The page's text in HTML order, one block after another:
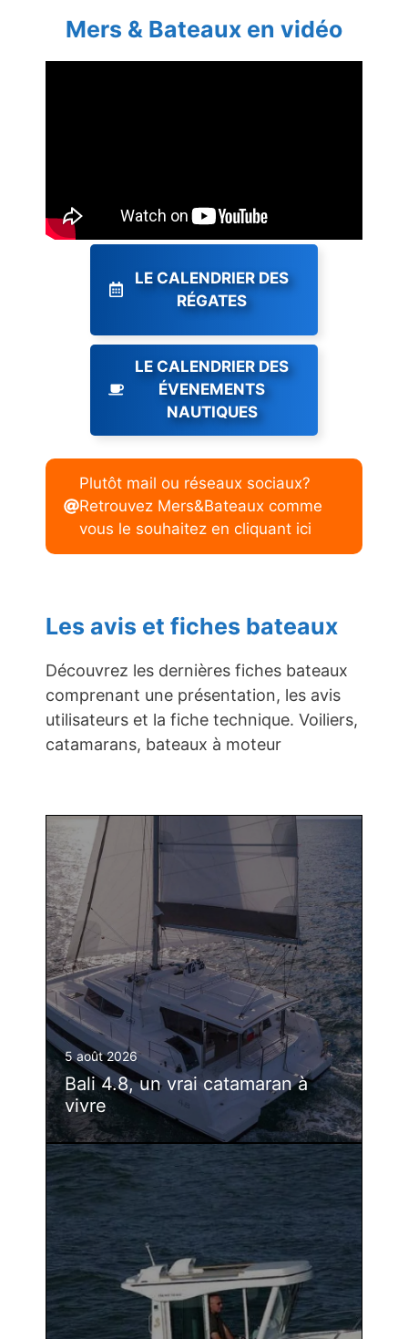
Mers & Bateaux en vidéo
LE CALENDRIER DES
RÉGATES
LE CALENDRIER DES
ÉVENEMENTS
NAUTIQUES
Plutôt mail ou réseaux sociaux?
Retrouvez Mers&Bateaux comme
vous le souhaitez en cliquant ici
Les avis et fiches bateaux
Découvrez les dernières fiches bateaux
comprenant une présentation, les avis
utilisateurs et la fiche technique. Voiliers,
catamarans, bateaux à moteur
5 août 2026
Bali 4.8, un vrai catamaran à
vivre